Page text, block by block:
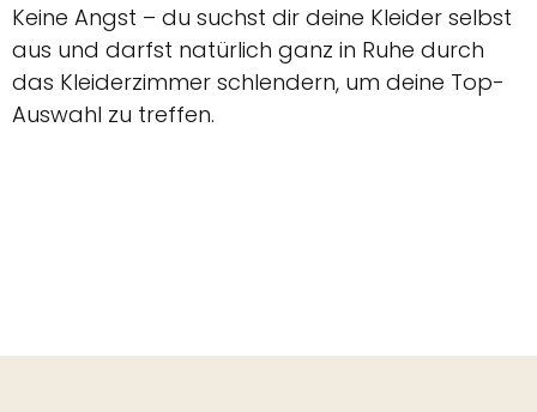
Keine Angst – du suchst dir deine Kleider selbst
aus und darfst natürlich ganz in Ruhe durch
das Kleiderzimmer schlendern, um deine Top-
Auswahl zu treffen.